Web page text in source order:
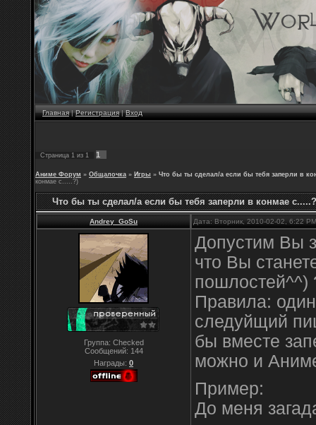
Главная|Регистрация|Вход
Страница 1 из 1 1
Аниме Форум » Общалочка » Игры » Что бы ты сделал/а если бы тебя заперли в
конмае с.....?)
Что бы ты сделал/а если бы тебя заперли в конмае с.....?
Andrey_GoSu Дата: Вторник, 2010-02-02, 6:22
Группа: Checked
Сообщений: 144
Награды: 0
Допустим Вы
что Вы
пошлостей^^)
Правила:
следуйщий
бы вместе
можно и
Пример:
До меня